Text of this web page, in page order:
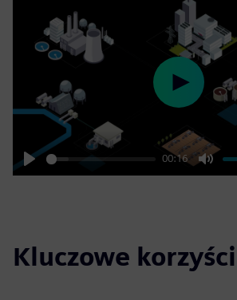
Play
00:16
Mute
Play
Kluczowe korzyści